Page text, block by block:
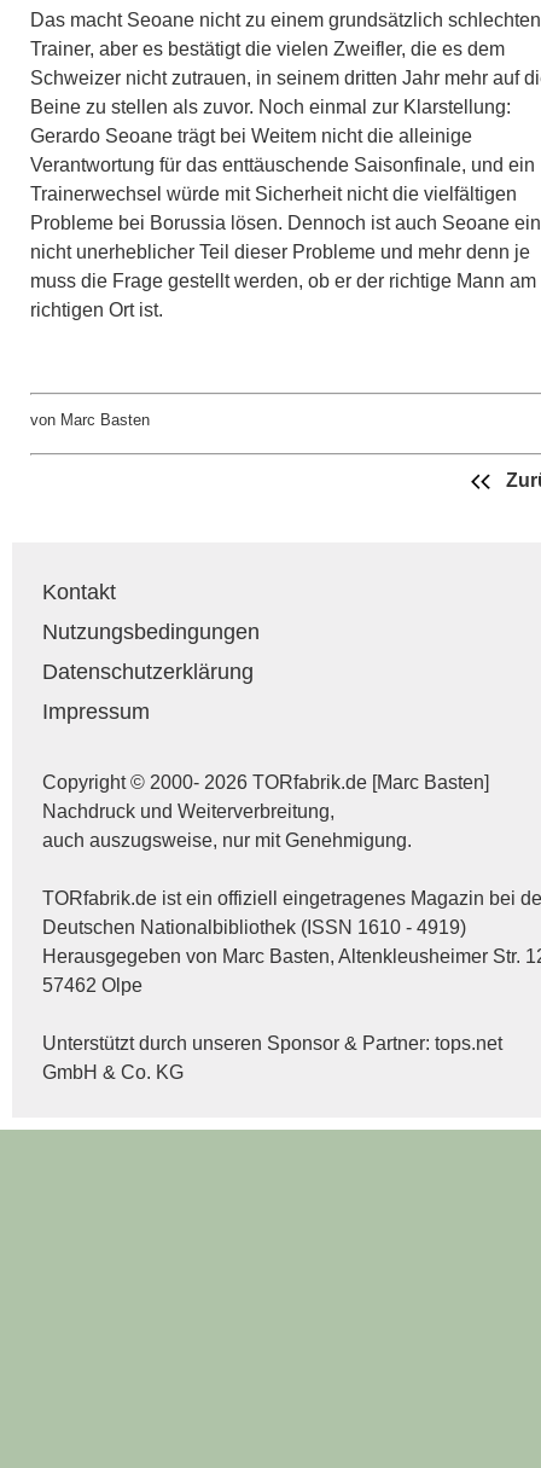
Das macht Seoane nicht zu einem grundsätzlich schlechten
Trainer, aber es bestätigt die vielen Zweifler, die es dem
Schweizer nicht zutrauen, in seinem dritten Jahr mehr auf
Beine zu stellen als zuvor. Noch einmal zur Klarstellung:
Gerardo Seoane trägt bei Weitem nicht die alleinige
Verantwortung für das enttäuschende Saisonfinale, und ein
Trainerwechsel würde mit Sicherheit nicht die vielfältigen
Probleme bei Borussia lösen. Dennoch ist auch Seoane ein
nicht unerheblicher Teil dieser Probleme und mehr denn je
muss die Frage gestellt werden, ob er der richtige Mann am
richtigen Ort ist.
von Marc Basten
Kontakt
Nutzungsbedingungen
Datenschutzerklärung
Impressum
Copyright © 2000- 2026 TORfabrik.de [Marc Basten]
Nachdruck und Weiterverbreitung,
auch auszugsweise, nur mit Genehmigung.
TORfabrik.de ist ein offiziell eingetragenes Magazin bei
Deutschen Nationalbibliothek (ISSN 1610 - 4919)
Herausgegeben von Marc Basten, Altenkleusheimer Str.
57462 Olpe
Unterstützt durch unseren Sponsor & Partner: tops.net
GmbH & Co. KG